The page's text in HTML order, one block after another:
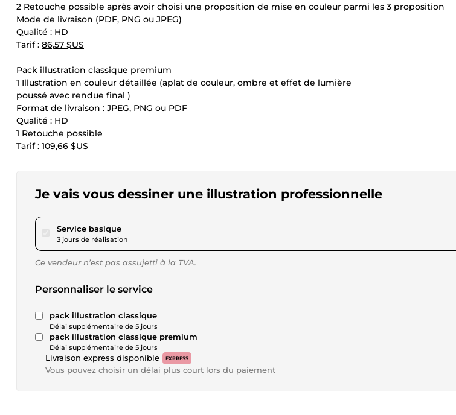
2 Retouche possible après avoir choisi une proposition de mise en couleur parmi les 3 proposition
Mode de livraison (PDF, PNG ou JPEG)
Qualité : HD
Tarif : 86,57 $US
Pack illustration classique premium
1 Illustration en couleur détaillée (aplat de couleur, ombre et effet de lumière
poussé avec rendue final )
Format de livraison : JPEG, PNG ou PDF
Qualité : HD
1 Retouche possible
Tarif : 109,66 $US
Je vais vous dessiner une illustration professionnelle
Service basiquepour 40,40 $US
3 jours de réalisation
Ce vendeur n’est pas assujetti à la TVA.
Personnaliser le service
pack illustration classique
Délai supplémentaire de 5 jours
pack illustration classique premium
Délai supplémentaire de 5 jours
Livraison express disponible EXPRESS
Vous pouvez choisir un délai plus court lors du paiement